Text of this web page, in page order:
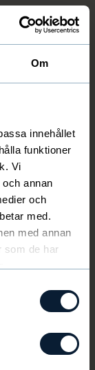
Om
innehållet
funktioner
Vi
annan
och
med.
med annan
som de har